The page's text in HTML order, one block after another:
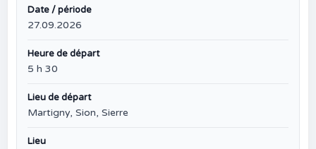
Date / période
27.09.2026
Heure de départ
5 h 30
Lieu de départ
Martigny, Sion, Sierre
Lieu